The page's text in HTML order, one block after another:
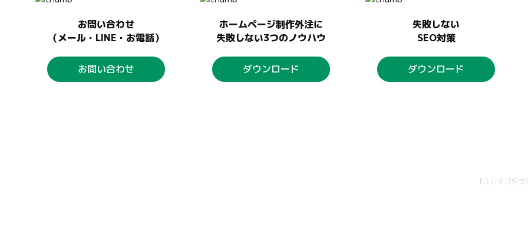
お問い合わせ
（メール・LINE・お電話）
お問い合わせ
ホームページ制作外注に
失敗しない3つのノウハウ
ダウンロード
失敗しない
SEO対策
ダウンロード
【えむすび株式